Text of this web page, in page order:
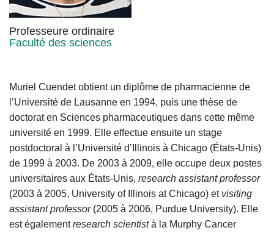
Professeure ordinaire
Faculté des sciences
Muriel Cuendet obtient un diplôme de pharmacienne de
l’Université de Lausanne en 1994, puis une thèse de
doctorat en Sciences pharmaceutiques dans cette même
université en 1999. Elle effectue ensuite un stage
postdoctoral à l’Université d’Illinois à Chicago (États-Unis)
de 1999 à 2003. De 2003 à 2009, elle occupe deux postes
universitaires aux États-Unis, research assistant professor
(2003 à 2005, University of Illinois at Chicago) etvisiting
assistant professor(2005 à 2006, Purdue University). Elle
est égalementresearch scientistà la Murphy Cancer